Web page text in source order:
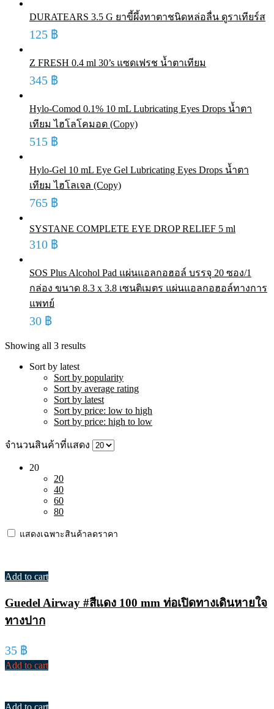
DURATEARS 3.5 G ยาขี้ผึ้งทาตาชนิดหล่อลื่น ดูราเทียร์ส
125 ฿
Z FRESH 0.4 ml 30’s แซดเฟรช น้ำตาเทียม
345 ฿
Hylo-Comod 0.1% 10 mL Lubricating Eyes Drops น้ำตา
เทียม ไฮโลโคมอด (Copy)
515 ฿
Hylo-Gel 10 mL Eye Gel Lubricating Eyes Drops น้ำตา
เทียม ไฮโลเจล (Copy)
765 ฿
SYSTANE COMPLETE EYE DROP RELIEF 5 ml
310 ฿
SOS Plus Alcohol Pad แผ่นแอลกอฮอล์ บรรจุ 20 ซอง/1
กล่อง ขนาด 8.3 x 3.8 เซนติเมตร แผ่นแอลกอฮอล์ทางการ
แพทย์
30 ฿
Showing all 3 results
Sort by latest
Sort by popularity
Sort by average rating
Sort by latest
Sort by price: low to high
Sort by price: high to low
จำนวนสินค้าที่แสดง
20
20
40
60
80
แสดงเฉพาะสินค้าลดราคา
Add to cart
Guedel Airway #สีแดง 100 mm ท่อเปิดทางเดินหายใจ
ทางปาก
35 ฿
Add to cart